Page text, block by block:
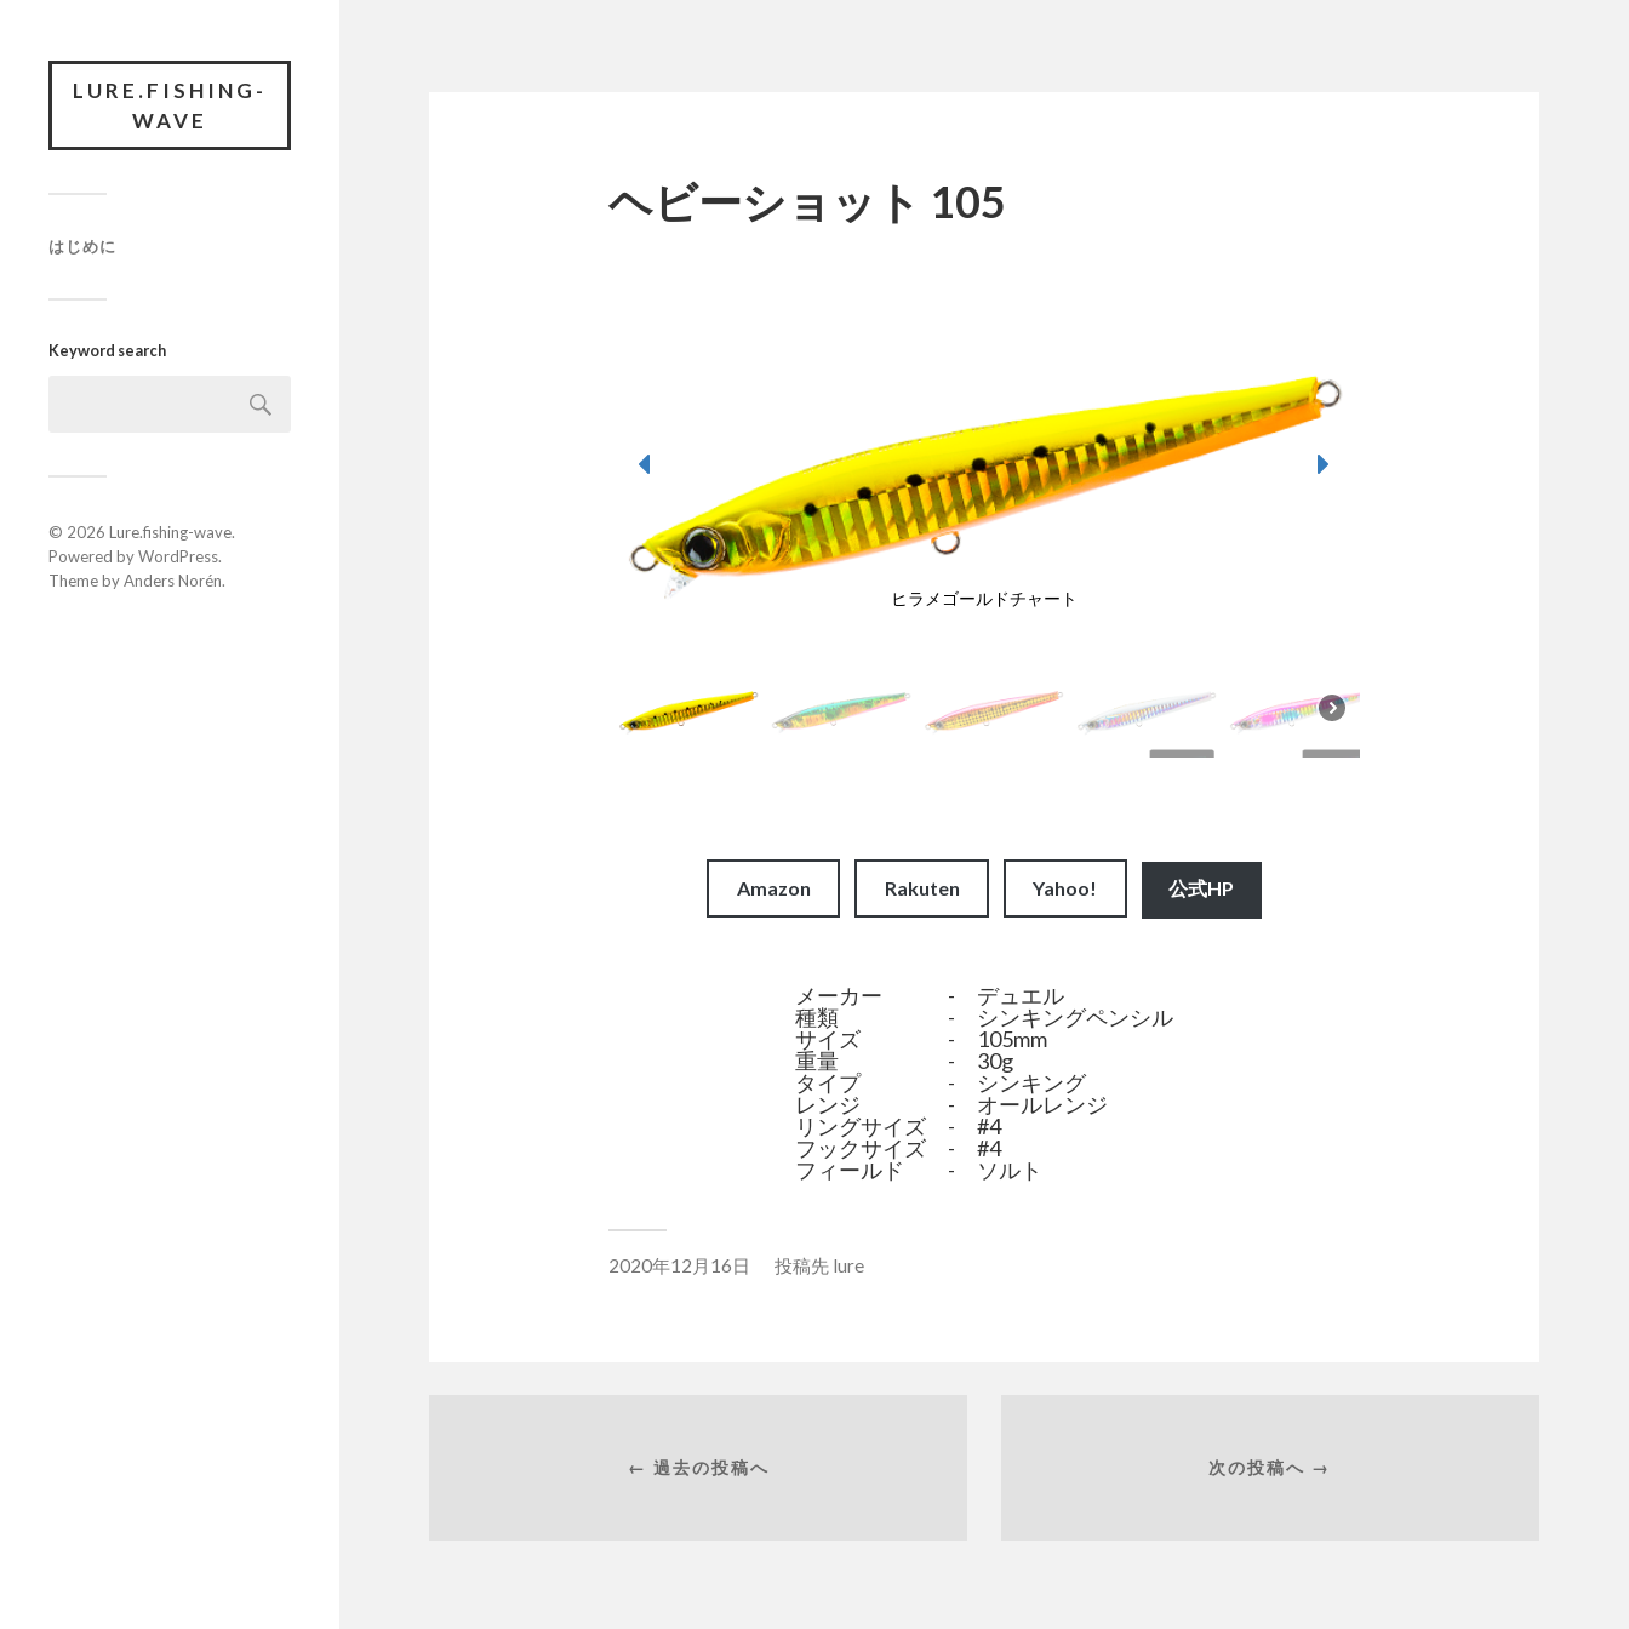
LURE.FISHING-
WAVE
はじめに
Keyword search
© 2026 Lure.fishing-wave.
Powered byWordPress.
Theme byAnders Norén.
ヘビーショット 105
ヒラメゴールドチャート
Amazon Rakuten Yahoo! 公式HP
メーカー - デュエル
種類
- シンキングペンシル
サイズ
- 105mm
重量
- 30g
タイプ
- シンキング
レンジ
- オールレンジ
リングサイズ - #4
フックサイズ - #4
フィールド
- ソルト
2020年12月16日 投稿先 lure
← 過去の投稿へ 次の投稿へ →